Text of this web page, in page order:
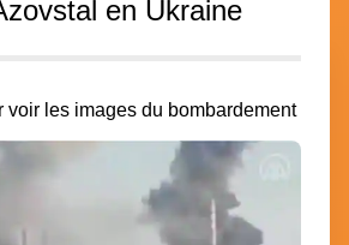
en Ukraine
voir les images du bombardement